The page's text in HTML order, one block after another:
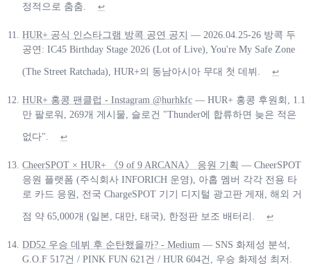
정적으로 춤춤. ↩
HUR+ 공식 인스타그램 방콕 공연 공지 — 2026.04.25-26 방콕 두
공연: IC45 Birthday Stage 2026 (Lot of Live), You're My Safe Zone
(The Street Ratchada), HUR+의 동남아시아 무대 첫 데뷔. ↩
HUR+ 홍콩 팬클럽 - Instagram @hurhkfc — HUR+ 홍콩 후원회, 1.1
만 팔로워, 269개 게시물, 슬로건 "Thunder에 합류하면 늦은 적은
없다". ↩
CheerSPOT × HUR+ 《9 of 9 ARCANA》 응원 기획 — CheerSPOT
응원 플랫폼 (주식회사 INFORICH 운영), 아홉 멤버 각각 전용 타
로 카드 응원, 전국 ChargeSPOT 기기 디지털 광고판 게재, 해외 거
점 약 65,000개 (일본, 대만, 태국), 한정판 보조 배터리. ↩
DD52 우승 데뷔 후 순탄했을까? - Medium — SNS 화제성 분석,
G.O.F 517건 / PINK FUN 621건 / HUR 604건, 우승 화제성 최저.